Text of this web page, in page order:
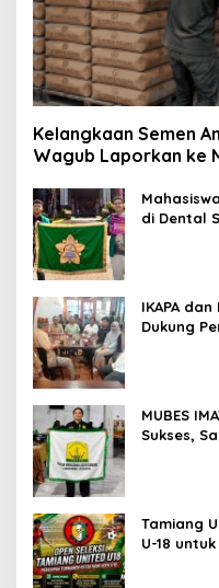
Kelangkaan Semen
Wagub Laporkan ke
di Dental
IKAPA
Dukung
MUBES
Sukses,
Tamiang
U-18